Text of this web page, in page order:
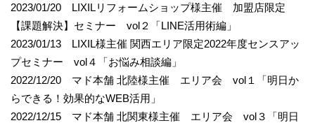
2023/01/20 LIXILリフォームショップ様主催 加盟店限定
【課題解決】セミナー vol２「LINE活用術編」
2023/01/13 LIXIL様主催 関西エリア限定2022年度センスアッ
プセミナー vol４「お悩み相談編」
2022/12/20 マド本舗 北陸様主催 エリア会 vol１「明日か
らできる！効果的なWEB活用」
2022/12/15 マド本舗 北関東様主催 エリア会 vol３「明日